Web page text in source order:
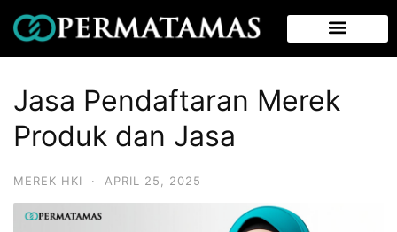
Jasa Pendaftaran Merek
Produk dan Jasa
MEREK HKI · APRIL 25, 2025